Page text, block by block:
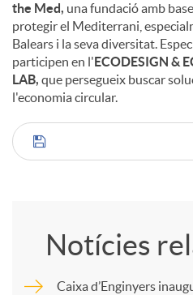
the Med, una fundació amb
protegir el Mediterrani,
Balears i la seva diversitat.
participen en l' ECODESIGN &
LAB, que persegueix buscar
l'economia circular.
C
m
Notícies
Caixa d’Enginyers